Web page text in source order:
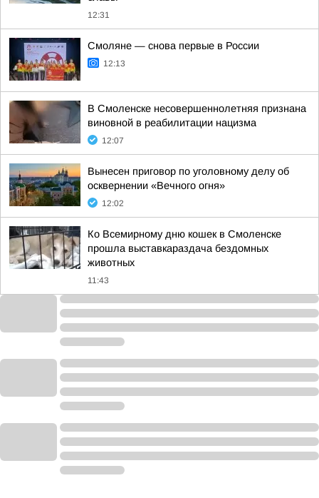
12:31
Смоляне — снова первые в России
12:13
В Смоленске несовершеннолетняя признана
виновной в реабилитации нацизма
12:07
Вынесен приговор по уголовному делу об
осквернении «Вечного огня»
12:02
Ко Всемирному дню кошек в Смоленске
прошла выставкараздача бездомных
животных
11:43